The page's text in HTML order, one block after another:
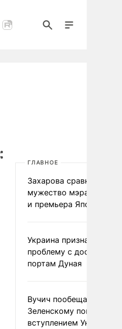
ГЛАВНОЕ
Захарова сравнила
мужество мэра
и премьера Японии
Украина признала
проблему с доступом к
портам Дуная
Вучич пообещал
Зеленскому помочь со
вступлением Украины в